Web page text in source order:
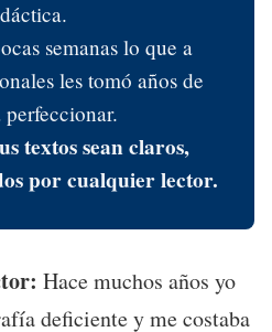
semanas lo que a
les tomó años de
textos sean claros,
por cualquier lector.
Hace muchos años yo
deficiente y me costaba